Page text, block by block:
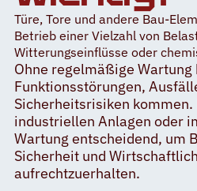
Türe, Tore und andere Bau-
Betrieb einer Vielzahl von
Witterungseinflüsse oder
Ohne regelmäßige Wartung
Funktionsstörungen,
Sicherheitsrisiken kommen.
industriellen Anlagen oder
Wartung entscheidend, um
Sicherheit und
aufrechtzuerhalten.